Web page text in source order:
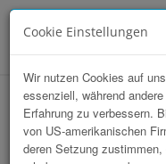
Array
hr-lounge Mitte
Cookie Einstellungen
Wir nutzen Cookies auf
essenziell, während
Erfahrung zu verbessern.
von US-amerikanischen
deren Setzung